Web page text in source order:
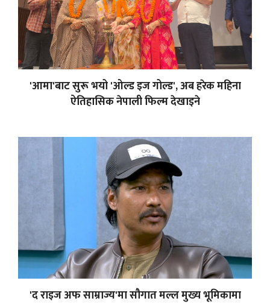
'आमा'बाट सुरू भयो 'ओल्ड इज गोल्ड', अब हरेक महिना
ऐतिहासिक नेपाली फिल्म देखाइने
'द राइज अफ साम्राज्य'मा सौगात मल्ल मुख्य भूमिकामा